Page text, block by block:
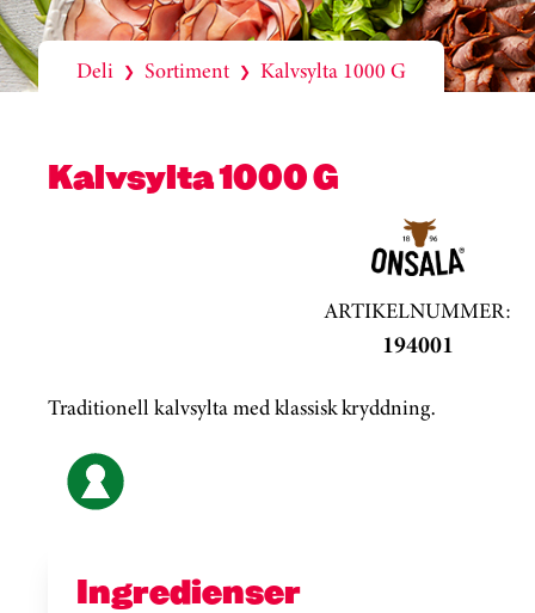
Deli ❯ Sortiment ❯ Kalvsylta 1000 G
Kalvsylta 1000 G
ARTIKELNUMMER:
194001
Traditionell kalvsylta med klassisk kryddning.
Ingredienser